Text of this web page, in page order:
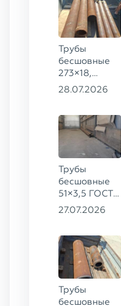
Трубы
бесшовные
273×18,
168×12 ГОСТ
28.07.2026
Трубы
бесшовные
51×3,5 ГОСТ
8732-78, ст.
27.07.2026
Трубы
бесшовные